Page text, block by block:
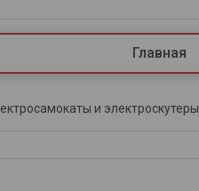
Главная
и электроскутеры